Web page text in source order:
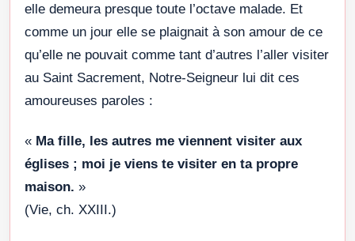
elle demeura presque toute l’octave malade. Et
comme un jour elle se plaignait à son amour de ce
qu’elle ne pouvait comme tant d’autres l’aller visiter
au Saint Sacrement, Notre-Seigneur lui dit ces
amoureuses paroles :
« Ma fille, les autres me viennent visiter aux
églises ; moi je viens te visiter en ta propre
maison. »
(Vie, ch. XXIII.)